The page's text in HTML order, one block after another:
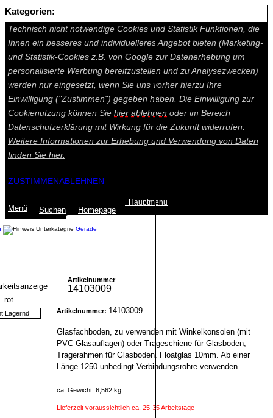
Auf dieser Seite werden technisch notwendige Cookies gesetzt.
Technisch nicht notwendige Cookies und Statistik Funktionen, die
Ihnen ein besseres und individuelleres Angebot bieten (Marketing-
und Statistik-Cookies z.B. von Google zur Datenerhebung um
personalisierte Werbung bereitzustellen und zu Analysezwecken)
werden nur eingesetzt, wenn Sie uns vorher hierzu Ihre
Einwilligung ("Zustimmen") gegeben haben. Die Einwilligung zur
Cookienutzung können Sie hier ablehnen oder im Bereich
Datenschutzerklärung mit Wirkung für die Zukunft widerrufen.
Weitere Informationen zur Erhebung und Verwendung von Daten
finden Sie hier.
ZUSTIMMENABLEHNEN
Menü Suchen Homepage
Hauptmenu
Gerade
Lagernd
Artikelnummer
14103009
Artikelnummer: 14103009
Glasfachboden, zu verwenden mit Winkelkonsolen (mit
PVC Glasauflagen) oder Trageschiene für Glasboden,
Tragerahmen für Glasboden. Floatglas 10mm. Ab einer
Länge 1250 unbedingt Verbindungsrohre verwenden.
ca. Gewicht: 6,562 kg
Lieferzeit voraussichtlich ca. 25-35 Arbeitstage
Kategorien: